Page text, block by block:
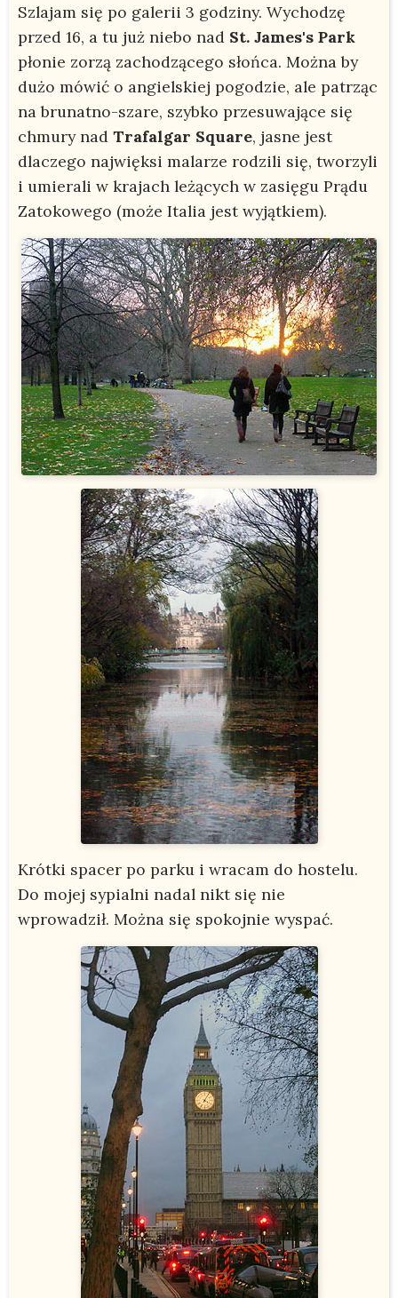
Szlajam się po galerii 3 godziny. Wychodzę
przed 16, a tu już niebo nad St. James's Park
płonie zorzą zachodzącego słońca. Można by
dużo mówić o angielskiej pogodzie, ale patrząc
na brunatno-szare, szybko przesuwające się
chmury nad Trafalgar Square, jasne jest
dlaczego najwięksi malarze rodzili się, tworzyli
i umierali w krajach leżących w zasięgu Prądu
Zatokowego (może Italia jest wyjątkiem).
Krótki spacer po parku i wracam do hostelu.
Do mojej sypialni nadal nikt się nie
wprowadził. Można się spokojnie wyspać.